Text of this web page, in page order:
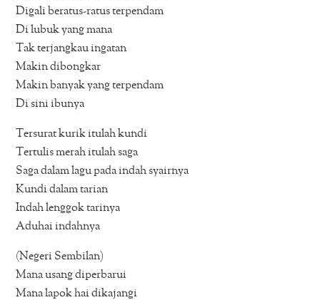
Digali beratus-ratus terpendam
Di lubuk yang mana
Tak terjangkau ingatan
Makin dibongkar
Makin banyak yang terpendam
Di sini ibunya
Tersurat kurik itulah kundi
Tertulis merah itulah saga
Saga dalam lagu pada indah syairnya
Kundi dalam tarian
Indah lenggok tarinya
Aduhai indahnya
(Negeri Sembilan)
Mana usang diperbarui
Mana lapok hai dikajangi